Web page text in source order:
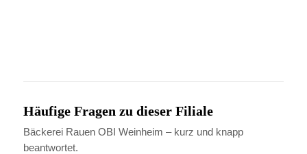
Häufige Fragen zu dieser Filiale
Bäckerei Rauen OBI Weinheim – kurz und knapp
beantwortet.